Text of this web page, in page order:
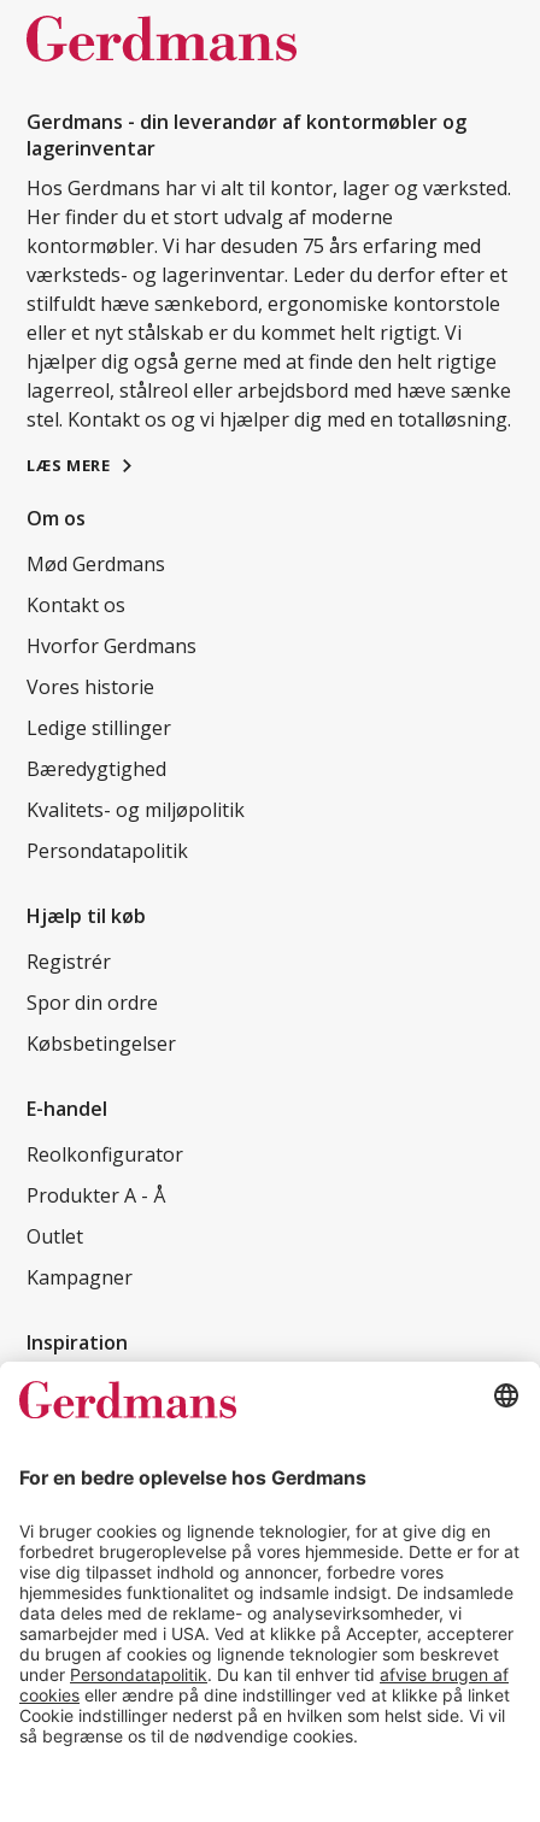
Gerdmans - din leverandør af kontormøbler og
lagerinventar
Hos Gerdmans har vi alt til kontor, lager og værksted.
Her finder du et stort udvalg af moderne
kontormøbler. Vi har desuden 75 års erfaring med
værksteds- og lagerinventar. Leder du derfor efter et
stilfuldt hæve sænkebord, ergonomiske kontorstole
eller et nyt stålskab er du kommet helt rigtigt. Vi
hjælper dig også gerne med at finde den helt rigtige
lagerreol, stålreol eller arbejdsbord med hæve sænke
stel. Kontakt os og vi hjælper dig med en totalløsning.
LÆS MERE
Om os
Mød Gerdmans
Kontakt os
Hvorfor Gerdmans
Vores historie
Ledige stillinger
Bæredygtighed
Kvalitets- og miljøpolitik
Persondatapolitik
Hjælp til køb
Registrér
Spor din ordre
Købsbetingelser
E-handel
Reolkonfigurator
Produkter A - Å
Outlet
Kampagner
Inspiration
Kundereferencer
Tips & guides
Kontakt
salg@gerdmans.dk
49 18 07 07
Salgsafdeling åbningstider
08.00-16.00